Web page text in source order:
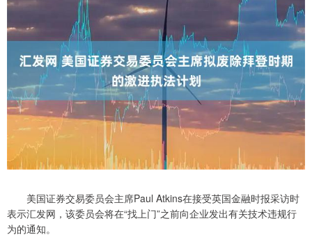
美国证券交易委员会主席Paul Atkins在接受英国金融时报采访时
表示汇发网，该委员会将在“找上门”之前向企业发出有关技术违规行
为的通知。